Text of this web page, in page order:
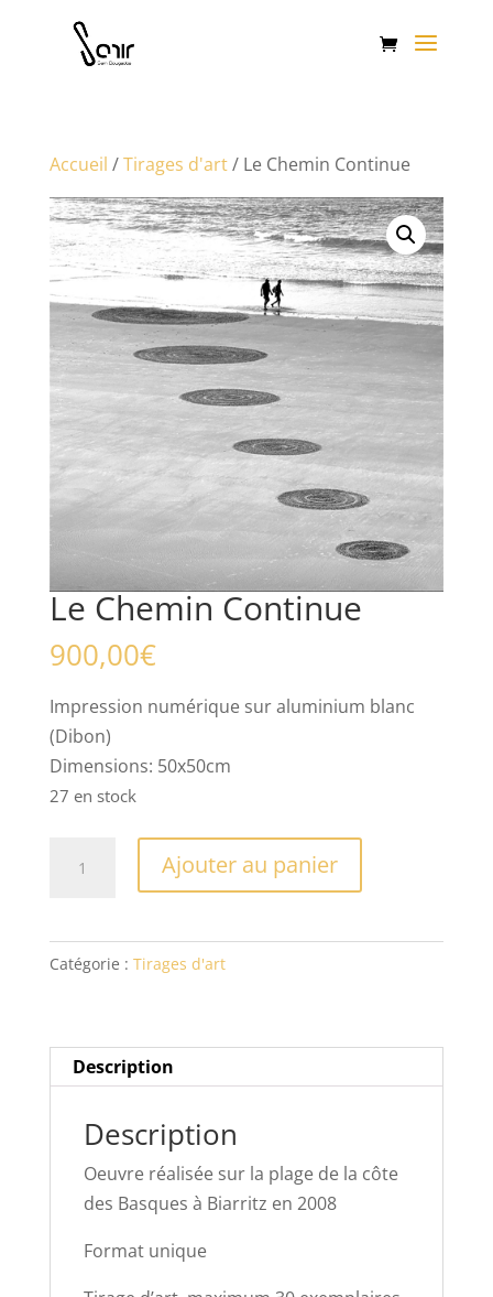
Accueil /Tirages d'art/ Le Chemin Continue
Le Chemin Continue
900,00€
Impression numérique sur aluminium blanc
(Dibon)
Dimensions: 50x50cm
27 en stock
Chemin
Continue
Ajouter au panier
Catégorie : Tirages d'art
Description
Description
Oeuvre réalisée sur la plage de la côte
des Basques à Biarritz en 2008
Format unique